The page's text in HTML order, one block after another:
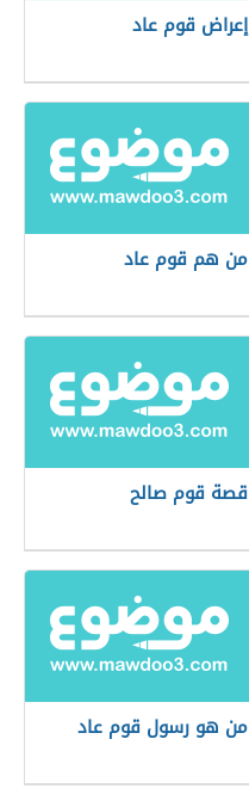
إعراض قوم عاد
من هم قوم عاد
قصة قوم صالح
من هو رسول قوم عاد